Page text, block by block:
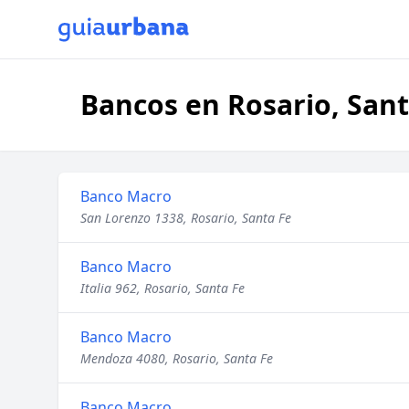
Bancos en Rosario,
Banco Macro
San Lorenzo 1338, Rosario, Santa Fe
Banco Macro
Italia 962, Rosario, Santa Fe
Banco Macro
Mendoza 4080, Rosario, Santa Fe